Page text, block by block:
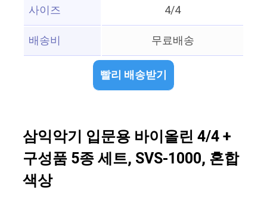
사이즈
4/4
배송비
무료배송
빨리 배송받기
삼익악기 입문용 바이올린 4/4 +
구성품 5종 세트, SVS-1000, 혼합
색상